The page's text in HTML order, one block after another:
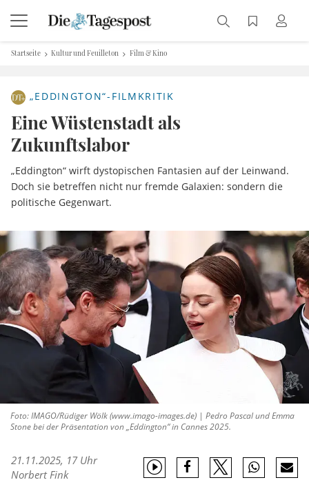
Startseite Kultur und Feuilleton Film & Kino
„EDDINGTON“-FILMKRITIK
Eine Wüstenstadt als
Zukunftslabor
„Eddington“ wirft dystopischen Fantasien auf der Leinwand.
Doch sie betreffen nicht nur fremde Galaxien: sondern die
politische Gegenwart.
Foto: IMAGO/Rüdiger Wölk (www.imago-images.de) | Pedro Pascal und Emma
Stone bei der Präsentation von „Eddington“ in Cannes 2025.
21.11.2025, 17 Uhr
Norbert Fink